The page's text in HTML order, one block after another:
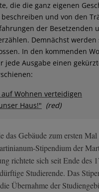
die die ganz eigenen
und von den
der Besetzenden
Demnächst werden
In den kommenden
jede Ausgabe einen
Wohnen verteidigen
Haus!" (red)
das Gebäude zum ersten Mal
Stipendium der
richtete sich seit Ende des
Studierende. Das
Übernahme der